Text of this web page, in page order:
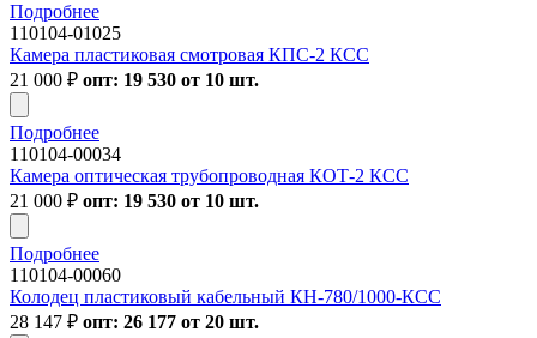
Подробнее
110104-01025
Камера пластиковая смотровая КПС-2 КСС
21 000 ₽ опт: 19 530 от 10 шт.
Подробнее
110104-00034
Камера оптическая трубопроводная КОТ-2 КСС
21 000 ₽ опт: 19 530 от 10 шт.
Подробнее
110104-00060
Колодец пластиковый кабельный КН-780/1000-КСС
28 147 ₽ опт: 26 177 от 20 шт.